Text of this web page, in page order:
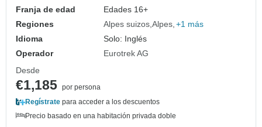
Franja de edad
Edades 16+
Regiones
Alpes suizos Alpes +1 más
Idioma
Solo: Inglés
Operador
Eurotrek AG
Desde
€1,185 por persona
Regístrate para acceder a los descuentos
Precio basado en una habitación privada doble